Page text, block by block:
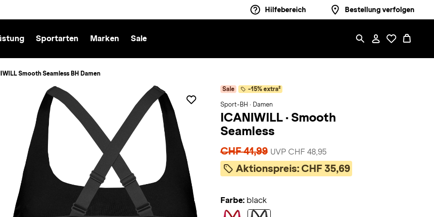
Hilfebereich Bestellung verfolgen
Sportarten Marken Sale
Smooth Seamless BH Damen
Sale -15% extra²
Sport-BH · Damen
ICANIWILL · Smooth
Seamless
CHF 41,99 UVP CHF 48,95
Aktionspreis:CHF 35,69
Farbe: black